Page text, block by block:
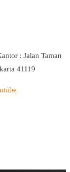
: Jalan Taman
41119